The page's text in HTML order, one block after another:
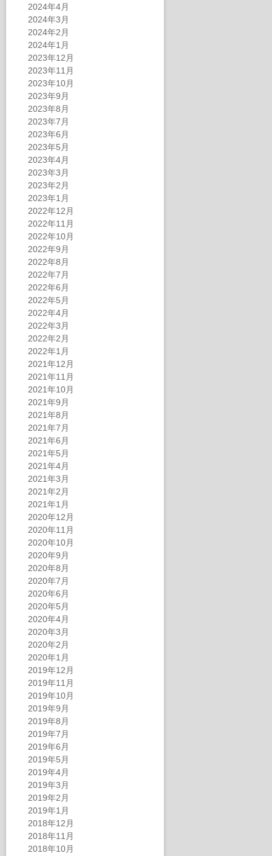
2024年4月
2024年3月
2024年2月
2024年1月
2023年12月
2023年11月
2023年10月
2023年9月
2023年8月
2023年7月
2023年6月
2023年5月
2023年4月
2023年3月
2023年2月
2023年1月
2022年12月
2022年11月
2022年10月
2022年9月
2022年8月
2022年7月
2022年6月
2022年5月
2022年4月
2022年3月
2022年2月
2022年1月
2021年12月
2021年11月
2021年10月
2021年9月
2021年8月
2021年7月
2021年6月
2021年5月
2021年4月
2021年3月
2021年2月
2021年1月
2020年12月
2020年11月
2020年10月
2020年9月
2020年8月
2020年7月
2020年6月
2020年5月
2020年4月
2020年3月
2020年2月
2020年1月
2019年12月
2019年11月
2019年10月
2019年9月
2019年8月
2019年7月
2019年6月
2019年5月
2019年4月
2019年3月
2019年2月
2019年1月
2018年12月
2018年11月
2018年10月